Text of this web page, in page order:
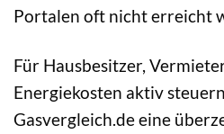
Portalen oft nicht erreicht
Für Hausbesitzer,
Energiekosten aktiv
Gasvergleich.de eine